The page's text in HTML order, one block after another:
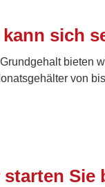
sich
bieten
von
Sie